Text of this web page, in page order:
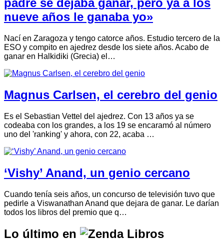
padre se dejaba ganar, pero ya a los
nueve años le ganaba yo»
Nací en Zaragoza y tengo catorce años. Estudio tercero de la
ESO y compito en ajedrez desde los siete años. Acabo de
ganar en Halkidiki (Grecia) el…
Magnus Carlsen, el cerebro del genio
Es el Sebastian Vettel del ajedrez. Con 13 años ya se
codeaba con los grandes, a los 19 se encaramó al número
uno del 'ranking' y ahora, con 22, acaba …
‘Vishy’ Anand, un genio cercano
Cuando tenía seis años, un concurso de televisión tuvo que
pedirle a Viswanathan Anand que dejara de ganar. Le darían
todos los libros del premio que q…
Lo último en